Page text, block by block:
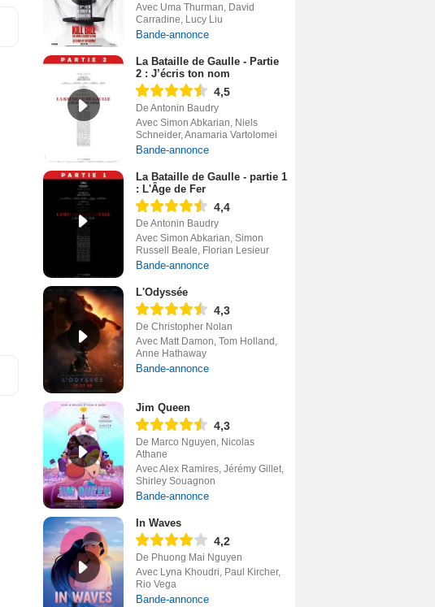
Avec Uma Thurman, David
Carradine, Lucy Liu
Bande-annonce
La Bataille de Gaulle - Partie
2 : J’écris ton nom
4,5
De Antonin Baudry
Avec Simon Abkarian, Niels
Schneider, Anamaria Vartolomei
Bande-annonce
La Bataille de Gaulle - partie 1
: L'Âge de Fer
4,4
De Antonin Baudry
Avec Simon Abkarian, Simon
Russell Beale, Florian Lesieur
Bande-annonce
L'Odyssée
4,3
De Christopher Nolan
Avec Matt Damon, Tom Holland,
Anne Hathaway
Bande-annonce
Jim Queen
4,3
De Marco Nguyen, Nicolas
Athane
Avec Alex Ramires, Jérémy Gillet,
Shirley Souagnon
Bande-annonce
In Waves
4,2
De Phuong Mai Nguyen
Avec Lyna Khoudri, Paul Kircher,
Rio Vega
Bande-annonce